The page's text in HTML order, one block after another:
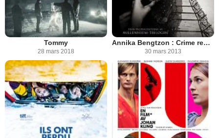
Tommy
28 mars 2018
Annika Bengtzon : Crime reporter
30 mars 2013